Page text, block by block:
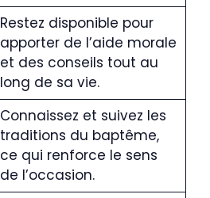
Restez disponible pour
apporter de l’aide morale
et des conseils tout au
long de sa vie.
Connaissez et suivez les
traditions du baptême,
ce qui renforce le sens
de l’occasion.